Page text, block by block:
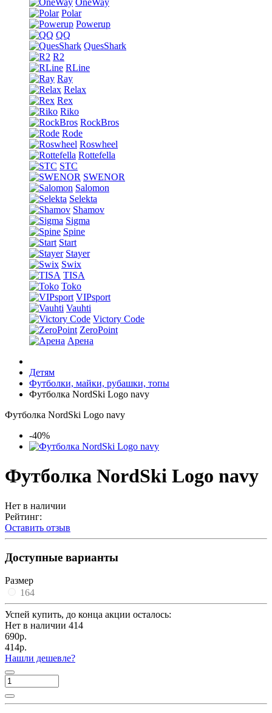
OneWay
Polar
Powerup
QQ
QuesShark
R2
RLine
Ray
Relax
Rex
Riko
RockBros
Rode
Roswheel
Rottefella
STC
SWENOR
Salomon
Selekta
Shamov
Sigma
Spine
Start
Stayer
Swix
TISA
Toko
VIPsport
Vauhti
Victory Code
ZeroPoint
Арена
Детям
Футболки, майки, рубашки, топы
Футболка NordSki Logo navy
Футболка NordSki Logo navy
-40%
Футболка NordSki Logo navy
Нет в наличии
Рейтинг:
Оставить отзыв
Доступные варианты
Размер
164
Успей купить, до конца акции осталось:
Нет в наличии 414
690р.
414р.
Нашли дешевле?